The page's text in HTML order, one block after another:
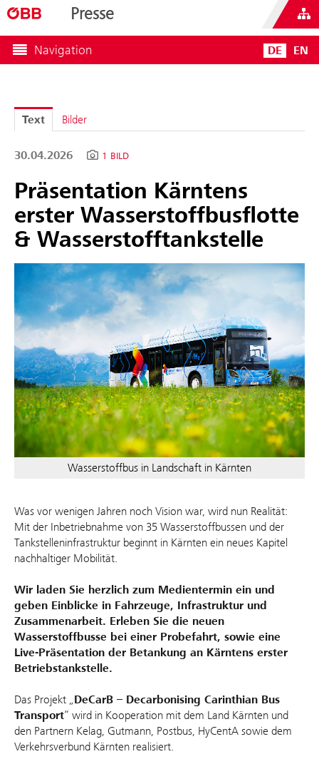
Presse
Navigation DE EN
Text Bilder
30.04.2026 1 BILD
Präsentation Kärntens
erster Wasserstoffbusflotte
& Wasserstofftankstelle
Wasserstoffbus in Landschaft in Kärnten
Was vor wenigen Jahren noch Vision war, wird nun Realität:
Mit der Inbetriebnahme von 35 Wasserstoffbussen und der
Tankstelleninfrastruktur beginnt in Kärnten ein neues Kapitel
nachhaltiger Mobilität.
Wir laden Sie herzlich zum Medientermin ein und
geben Einblicke in Fahrzeuge, Infrastruktur und
Zusammenarbeit. Erleben Sie die neuen
Wasserstoffbusse bei einer Probefahrt, sowie eine
Live-Präsentation der Betankung an Kärntens erster
Betriebstankstelle.
Das Projekt „DeCarB – Decarbonising Carinthian Bus
Transport“ wird in Kooperation mit dem Land Kärnten und
den Partnern Kelag, Gutmann, Postbus, HyCentA sowie dem
Verkehrsverbund Kärnten realisiert.